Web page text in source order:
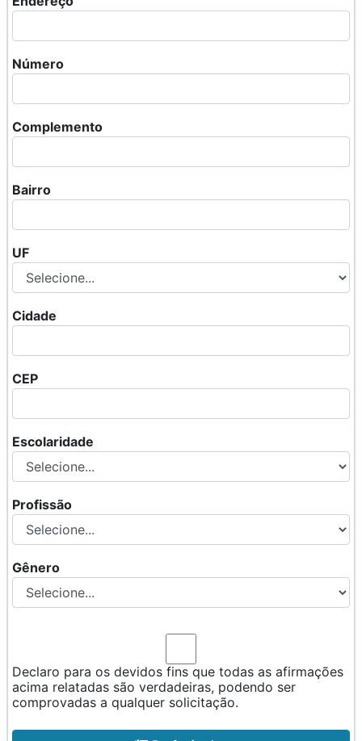
Número
Complemento
Bairro
UF
Cidade
CEP
Escolaridade
Profissão
Gênero
Declaro para os devidos fins que todas as afirmações
acima relatadas são verdadeiras, podendo ser
comprovadas a qualquer solicitação.